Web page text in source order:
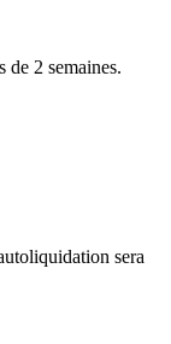
2 semaines.
sera